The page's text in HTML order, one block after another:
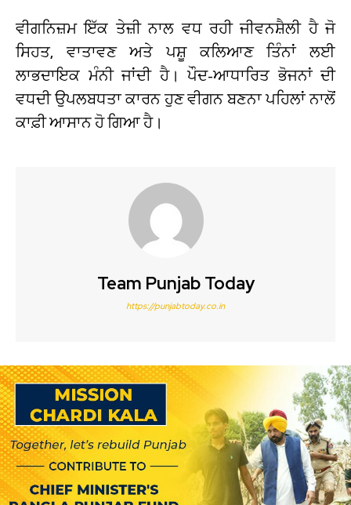
ਵੀਗਨਿਜ਼ਮ ਇੱਕ ਤੇਜ਼ੀ ਨਾਲ ਵਧ ਰਹੀ ਜੀਵਨਸ਼ੈਲੀ ਹੈ ਜੋ
ਸਿਹਤ, ਵਾਤਾਵਣ ਅਤੇ ਪਸ਼ੂ ਕਲਿਆਣ ਤਿੰਨਾਂ ਲਈ
ਲਾਭਦਾਇਕ ਮੰਨੀ ਜਾਂਦੀ ਹੈ। ਪੌਦ-ਆਧਾਰਿਤ ਭੋਜਨਾਂ ਦੀ
ਵਧਦੀ ਉਪਲਬਧਤਾ ਕਾਰਨ ਹੁਣ ਵੀਗਨ ਬਣਨਾ ਪਹਿਲਾਂ ਨਾਲੋਂ
ਕਾਫ਼ੀ ਆਸਾਨ ਹੋ ਗਿਆ ਹੈ।
Team Punjab Today
https://punjabtoday.co.in